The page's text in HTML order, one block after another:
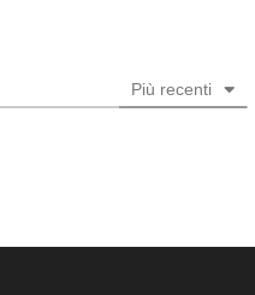
Più recenti